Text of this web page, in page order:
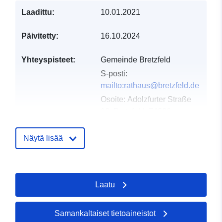
Laadittu: 10.01.2021
Päivitetty: 16.10.2024
Yhteyspisteet:
Gemeinde Bretzfeld
S-posti:
mailto:rathaus@bretzfeld.de
Osoite: Adolzfurter Straße
Luetteloluetteloa
Lisätty dataan.europa.eu: 24
January 2026
Päivitetty data.europa.eu: 24
July 2026
Näytä lisää
Laatu
Samankaltaiset tietoaineistot